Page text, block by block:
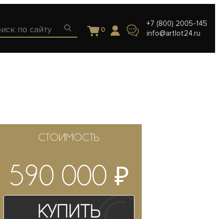
0
+7 (800) 2005-145
info@artlot24.ru
СТОИМОСТЬ
590 000 ₽
Купить